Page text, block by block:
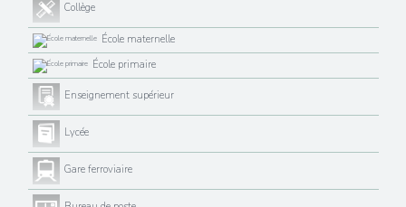
Collège
École maternelle
École primaire
Enseignement supérieur
Lycée
Gare ferroviaire